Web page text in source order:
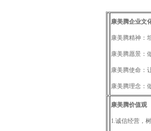
康美腾企业文
康美腾精神：
康美腾愿景：
康美腾使命：
康美腾理念：
康美腾价值观
1.诚信经营 ，